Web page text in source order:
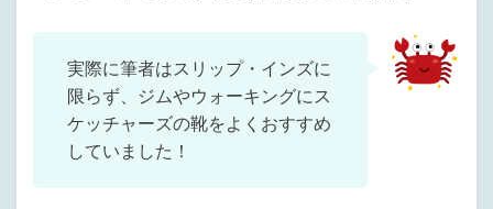
実際に筆者はスリップ・インズに
限らず、ジムやウォーキングにス
ケッチャーズの靴をよくおすすめ
していました！